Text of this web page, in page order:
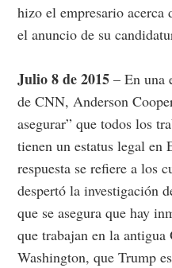
hizo el empresario acerca
el anuncio de su
Julio 8 de 2015 – En una
de CNN, Anderson
asegurar” que todos los
tienen un estatus legal en
respuesta se refiere a los
despertó la investigación
que se asegura que hay
que trabajan en la
Washington, que Trump